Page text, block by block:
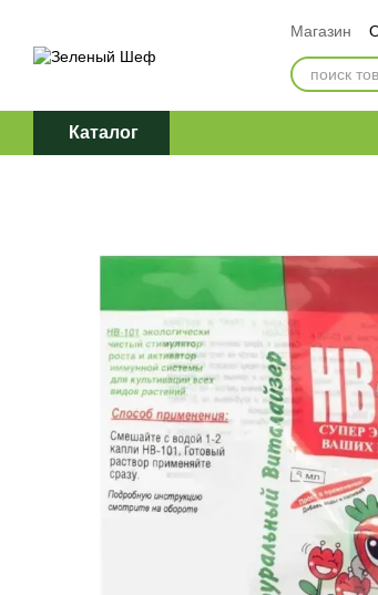
Магазин
Обмен и
Каталог